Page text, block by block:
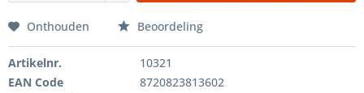
Onthouden Beoordeling
Artikelnr.
10321
EAN Code
8720823813602